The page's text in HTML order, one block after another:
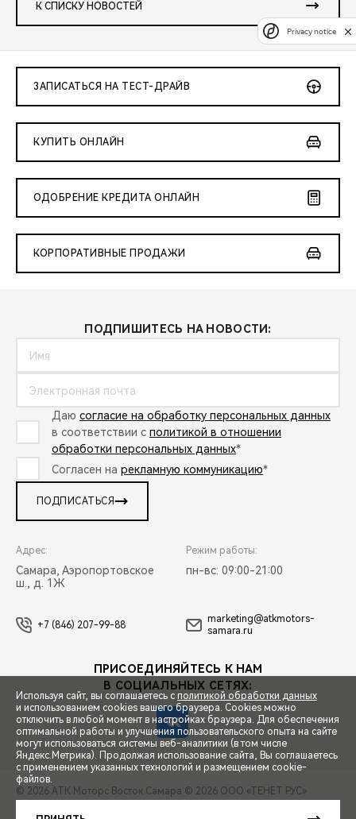
СПЕЦПРЕДЛОЖЕНИЯ
ЗАПИСЬ НА ТЕСТ-ДРАЙВ
К СПИСКУ НОВОСТЕЙ
ЗАПИСАТЬСЯ НА ТЕСТ-ДРАЙВ
КУПИТЬ ОНЛАЙН
ОДОБРЕНИЕ КРЕДИТА ОНЛАЙН
КОРПОРАТИВНЫЕ ПРОДАЖИ
ПОДПИШИТЕСЬ НА НОВОСТИ:
Даю согласие на обработку персональных данных
в соответствии с политикой в отношении
обработки персональных данных*
Согласен на рекламную коммуникацию*
ПОДПИСАТЬСЯ
Адрес:
Самара, Аэропортовское
ш., д. 1Ж
Режим работы:
пн-вс: 09:00-21:00
+7 (846) 207-99-88
marketing@atkmotors-
samara.ru
ПРИСОЕДИНЯЙТЕСЬ К НАМ
В СОЦИАЛЬНЫХ СЕТЯХ:
© 2026 АТК Моторс Восток Самара © 2026 ООО «ТЕНЕТ РУС»
Используя сайт, вы соглашаетесь с политикой обработки данных
и использованием cookies вашего браузера. Cookies можно
отключить в любой момент в настройках браузера. Для обеспечения
оптимальной работы и улучшения пользовательского опыта на сайте
могут использоваться системы веб-аналитики (в том числе
Яндекс.Метрика). Продолжая использование сайта, Вы соглашаетесь
с применением указанных технологий и размещением cookie-
файлов.
Privacy notice